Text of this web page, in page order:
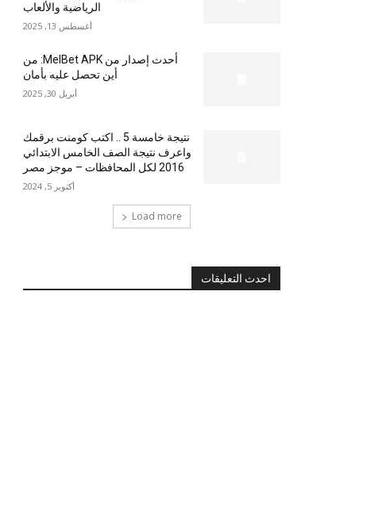
الرياضية والألعاب
أغسطس 13, 2025
أحدث إصدار من MelBet APK: من
أين تحصل عليه بأمان
أبريل 30, 2025
نتيجة خامسة 5 .. اكتب كومنت برقمك
واعرف نتيجة الصف الخامس الابتدائي
2016 لكل المحافظات – موجز مصر
أكتوبر 5, 2024
Load more
احدث التعليقات